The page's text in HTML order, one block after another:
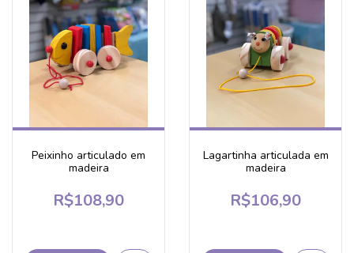
Peixinho articulado em
madeira
R$108,90
Lagartinha articulada em
madeira
R$106,90